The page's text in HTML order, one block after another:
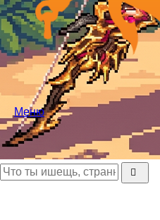
Меню